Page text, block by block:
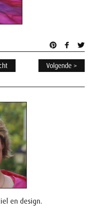
Volgende >
en design.